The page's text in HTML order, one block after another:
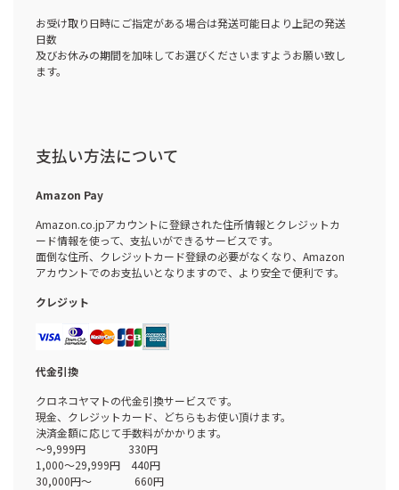
お受け取り日時にご指定がある場合は発送可能日より上記の発送
日数
及びお休みの期間を加味してお選びくださいますようお願い致し
ます。
支払い方法について
Amazon Pay
Amazon.co.jpアカウントに登録された住所情報とクレジットカ
ード情報を使って、支払いができるサービスです。
面倒な住所、クレジットカード登録の必要がなくなり、Amazon
アカウントでのお支払いとなりますので、より安全で便利です。
クレジット
代金引換
クロネコヤマトの代金引換サービスです。
現金、クレジットカード、どちらもお使い頂けます。
決済金額に応じて手数料がかかります。
～9,999円 330円
1,000～29,999円 440円
30,000円～ 660円